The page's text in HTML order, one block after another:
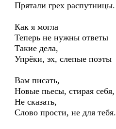
Прятали грех распутницы.
Как я могла
Теперь не нужны ответы
Такие дела,
Упрёки, эх, слепые поэты
Вам писать,
Новые пьесы, стирая себя,
Не сказать,
Слово прости, не для тебя.